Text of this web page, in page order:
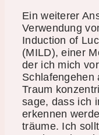
Ein weiterer
Verwendung
Induction of
(MILD), einer
der ich mich
Schlafengehen
Traum
sage, dass ich
erkennen
träume. Ich